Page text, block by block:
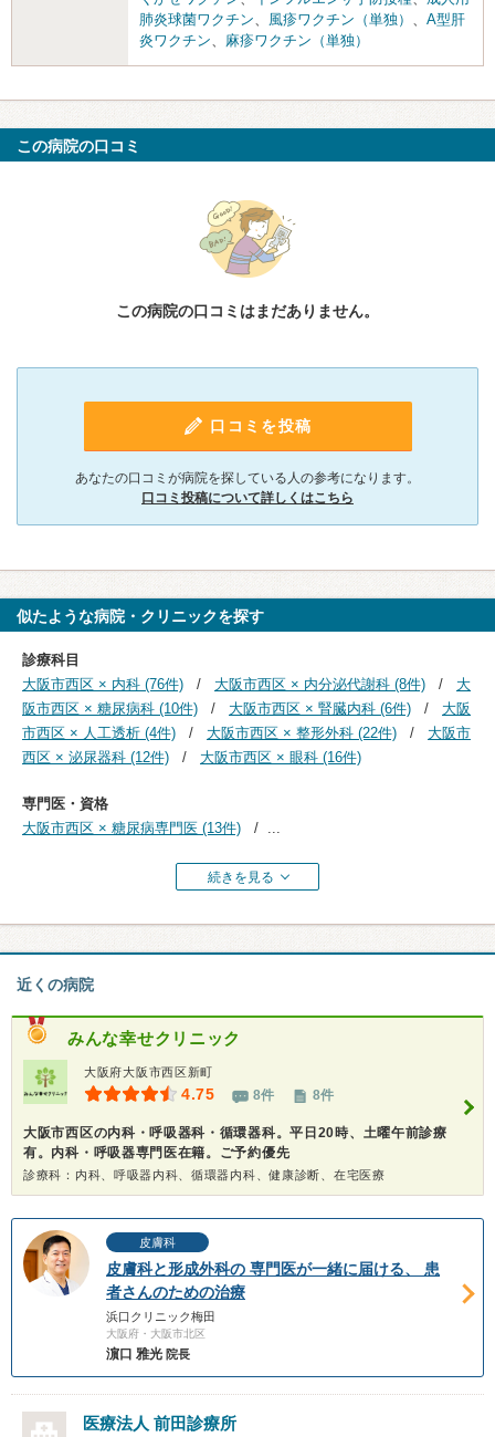
肺炎球菌ワクチン
風疹ワクチン（単独）
A型肝
炎ワクチン
麻疹ワクチン（単独）
この病院の口コミ
この病院の口コミはまだありません。
口コミを投稿
あなたの口コミが病院を探している人の参考になります。
口コミ投稿について詳しくはこちら
似たような病院・クリニックを探す
診療科目
大阪市西区 × 内科 (76件)
大阪市西区 × 内分泌代謝科 (8件)
大
阪市西区 × 糖尿病科 (10件)
大阪市西区 × 腎臓内科 (6件)
大阪
市西区 × 人工透析 (4件)
大阪市西区 × 整形外科 (22件)
大阪市
西区 × 泌尿器科 (12件)
大阪市西区 × 眼科 (16件)
専門医・資格
大阪市西区 × 糖尿病専門医 (13件)
続きを見る
近くの病院
みんな幸せクリニック
大阪府大阪市西区新町
4.75 8件 8件
大阪市西区の内科・呼吸器科・循環器科。平日20時、土曜午前診療
有。内科・呼吸器専門医在籍。ご予約優先
診療科：内科、呼吸器内科、循環器内科、健康診断、在宅医療
皮膚科
皮膚科と形成外科の 専門医が一緒に届ける、 患
者さんのための治療
浜口クリニック梅田
大阪府・大阪市北区
濵口 雅光 院長
医療法人 前田診療所